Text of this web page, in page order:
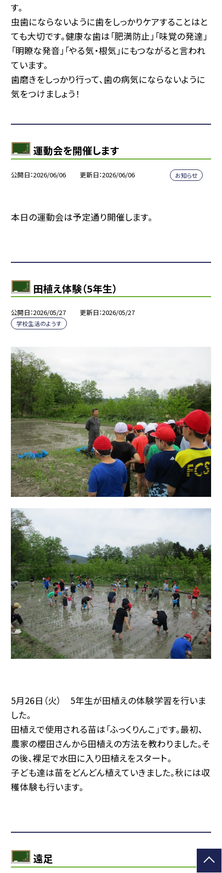
す。
虫歯にならないように歯をしっかりケアすることはと
ても大切です。健康な歯は「肥満防止」「味覚の発達」
「明瞭な発音」「やる気・根気」にもつながると言われ
ています。
歯磨きをしっかり行って、歯の病気にならないように
気をつけましょう！
運動会を開催します
公開日 2026/06/06 更新日 2026/06/06 お知らせ
本日の運動会は予定通り開催します。
田植え体験（5年生）
公開日 2026/05/27 更新日 2026/05/27
学校生活のようす
5月26日（火） 5年生が田植えの体験学習を行いま
した。
田植えで使用される苗は「ふっくりんこ」です。最初、
農家の櫻田さんから田植えの方法を教わりました。そ
の後、裸足で水田に入り田植えをスタート。
子ども達は苗をどんどん植えていきました。秋には収
穫体験も行います。
遠足